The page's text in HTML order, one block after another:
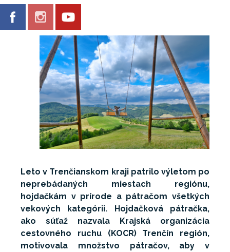
Leto v Trenčianskom kraji patrilo výletom po
neprebádaných miestach regiónu,
hojdačkám v prírode a pátračom všetkých
vekových kategórii. Hojdačková pátračka,
ako súťaž nazvala Krajská organizácia
cestovného ruchu (KOCR) Trenčín región,
motivovala množstvo pátračov, aby v